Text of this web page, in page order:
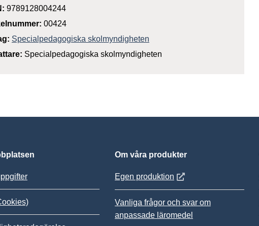
9789128004244
00424
Specialpedagogiska skolmyndigheten
Specialpedagogiska skolmyndigheten
Om våra produkter
Egen produktion Öppnas i nytt fönster
Vanliga frågor och svar om
anpassade läromedel